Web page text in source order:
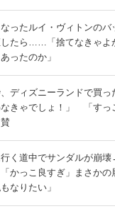
ったルイ・ヴィトンの
たら……「捨てなきゃよ
ったのか」
ディズニーランドで買っ
きゃでしょ！」 「すっ
く道中でサンダルが崩
っこ良すぎ」まさかの
なりたい」